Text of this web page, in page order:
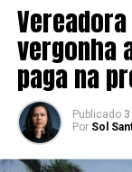
vergonha
paga na
Publicado
Por Sol